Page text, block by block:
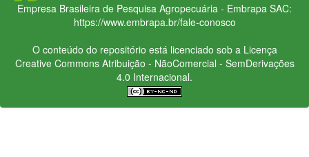
Empresa Brasileira de Pesquisa Agropecuária - Embrapa SAC:
https://www.embrapa.br/fale-conosco
O conteúdo do repositório está licenciado sob a Licença
Creative CommonsAtribuição - NãoComercial - SemDerivações
4.0 Internacional.